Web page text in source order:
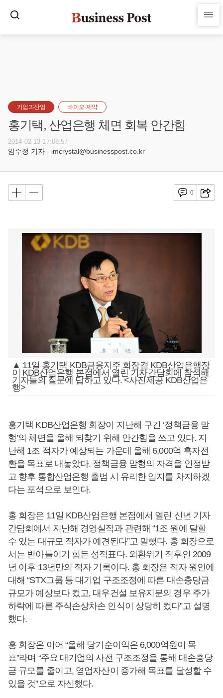
기업과산업 바이오·제약
홍기택, 산업은행 체면 회복 안간힘
2014-02-13 17:08:57
임수정 기자 - imcrystal@businesspost.co.kr
0
▲ 11일 홍기택 KDB금융지주 회장겸 KDB산업은행장
이 KDB산업은행 본점에서 열린 기자간담회에 참석해
기자들의 질문에 답하고 있다. <사진제공 KDB산업은
행>
홍기택 KDB산업은행 회장이 지난해 구긴 ‘정책금융 맏
형’의 체면을 올해 되찾기 위해 안간힘을 쓰고 있다. 지
난해 1조 적자가 예상되는 가운데 올해 6,000억 흑자전
환을 목표로 내놓았다. 정책금융 맏형의 자격을 인정받
고 향후 통합산업은행 출범 시 유리한 입지를 차지하겠
다는 포석으로 보인다.
홍 회장은 11일 KDB산업은행 본점에서 열린 신년 기자
간담회에서 지난해 경영실적과 관련해 “1조 원에 달할
수 있는 대규모 적자가 예견된다”고 말했다. 홍 회장으로
서는 받아들이기 힘든 성적표다. 외환위기 직후인 2009
년 이후 13년만의 적자 기록이다. 홍 회장은 적자 원인에
대해 “STX그룹 등 대기업 구조조정에 따른 대손충당금
규모가 예상보다 컸고, 대우건설 보유지분의 경우 주가
하락에 따른 주식손상차손 인식이 상당히 컸다”고 설명
했다.
홍 회장은 이어 “올해 당기순이익은 6,000억원이 목
표”라며 “주요 대기업의 사전 구조조정을 통해 대손충당
금 규모를 줄이고, 영업자산이 증가해 목표를 달성할 수
있을 것”으로 자신했다.